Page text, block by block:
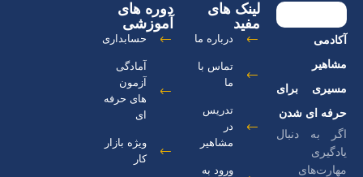
آکادمی
مشاهیر
مسیری برای
حرفه ای شدن
اگر به دنبال
یادگیری
مهارت‌های
لینک های
مفید
درباره ما
تماس با
ما
تدریس
در
مشاهیر
ورود به
دوره های
آموزشی
حسابداری
آمادگی
آزمون
های حرفه
ای
ویژه بازار
کار